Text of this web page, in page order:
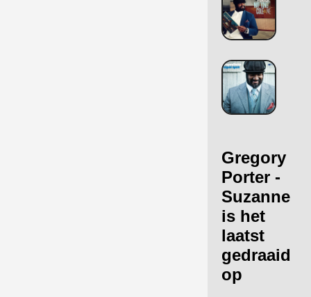
Gregory
Porter -
Suzanne
is het
laatst
gedraaid
op